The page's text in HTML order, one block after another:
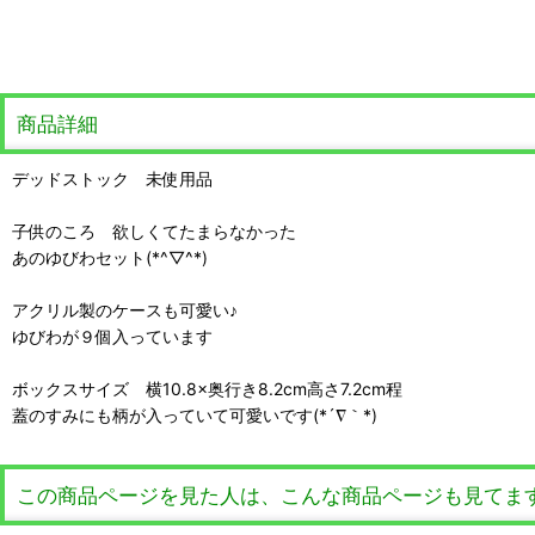
商品詳細
デッドストック 未使用品
子供のころ 欲しくてたまらなかった
あのゆびわセット(*^▽^*)
アクリル製のケースも可愛い♪
ゆびわが９個入っています
ボックスサイズ 横10.8×奥行き8.2cm高さ7.2cm程
蓋のすみにも柄が入っていて可愛いです(*´∇｀*)
この商品ページを見た人は、こんな商品ページも見てま